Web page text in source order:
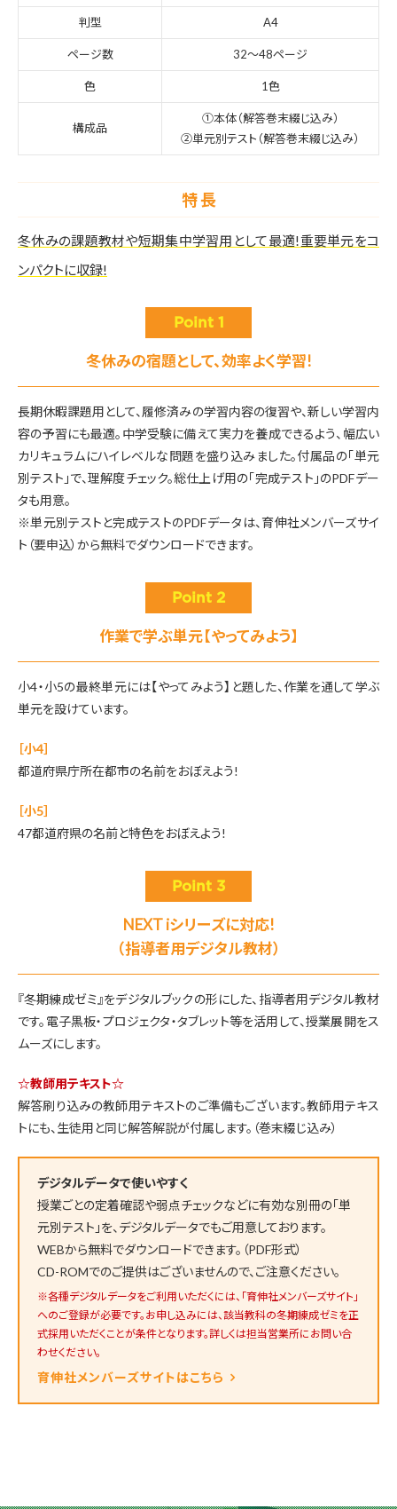
判型 A4
ページ数 32〜48ページ
色 1色
構成品
①本体（解答巻末綴じ込み）
②単元別テスト（解答巻末綴じ込み）
特 長
冬休みの課題教材や短期集中学習用として最適!重要単元をコ
ンパクトに収録!
Point 1
冬休みの宿題として、効率よく学習!
長期休暇課題用として、履修済みの学習内容の復習や、新しい学習内
容の予習にも最適。中学受験に備えて実力を養成できるよう、幅広い
カリキュラムにハイレベルな問題を盛り込みました。付属品の「単元
別テスト」で、理解度チェック。総仕上げ用の「完成テスト」のPDFデー
タも用意。
※単元別テストと完成テストのPDFデータは、育伸社メンバーズサイ
ト（要申込）から無料でダウンロードできます。
Point 2
作業で学ぶ単元【やってみよう】
小4・小5の最終単元には【やってみよう】と題した、作業を通して学ぶ
単元を設けています。
［小4］
都道府県庁所在都市の名前をおぼえよう!
［小5］
47都道府県の名前と特色をおぼえよう!
Point 3
NEXT iシリーズに対応!
（指導者用デジタル教材）
『冬期練成ゼミ』をデジタルブックの形にした、指導者用デジタル教材
です。 電子黒板・プロジェクタ・タブレット等を活用して、授業展開をス
ムーズにします。
☆教師用テキスト☆
解答刷り込みの教師用テキストのご準備もございます。教師用テキス
トにも、生徒用と同じ解答解説が付属します。（巻末綴じ込み）
デジタルデータで使いやすく
授業ごとの定着確認や弱点チェックなどに有効な別冊の「単
元別テスト」を、デジタルデータでもご用意しております。
WEBから無料でダウンロードできます。（PDF形式）
CD-ROMでのご提供はございませんので、ご注意ください。
※各種デジタルデータをご利用いただくには、「育伸社メンバーズサイト」
へのご登録が必要です。お申し込みには、該当教科の冬期練成ゼミを正
式採用いただくことが条件となります。詳しくは担当営業所にお問い合
わせください。
育伸社メンバーズサイトはこちら